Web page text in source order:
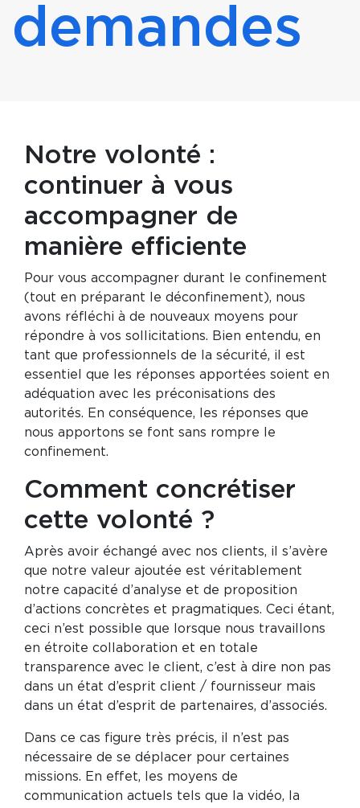
demandes
Notre volonté :
continuer à vous
accompagner de
manière efficiente
Pour vous accompagner durant le confinement
(tout en préparant le déconfinement), nous
avons réfléchi à de nouveaux moyens pour
répondre à vos sollicitations. Bien entendu, en
tant que professionnels de la sécurité, il est
essentiel que les réponses apportées soient en
adéquation avec les préconisations des
autorités. En conséquence, les réponses que
nous apportons se font sans rompre le
confinement.
Comment concrétiser
cette volonté ?
Après avoir échangé avec nos clients, il s’avère
que notre valeur ajoutée est véritablement
notre capacité d’analyse et de proposition
d’actions concrètes et pragmatiques. Ceci étant,
ceci n’est possible que lorsque nous travaillons
en étroite collaboration et en totale
transparence avec le client, c’est à dire non pas
dans un état d’esprit client / fournisseur mais
dans un état d’esprit de partenaires, d’associés.
Dans ce cas figure très précis, il n’est pas
nécessaire de se déplacer pour certaines
missions. En effet, les moyens de
communication actuels tels que la vidéo, la